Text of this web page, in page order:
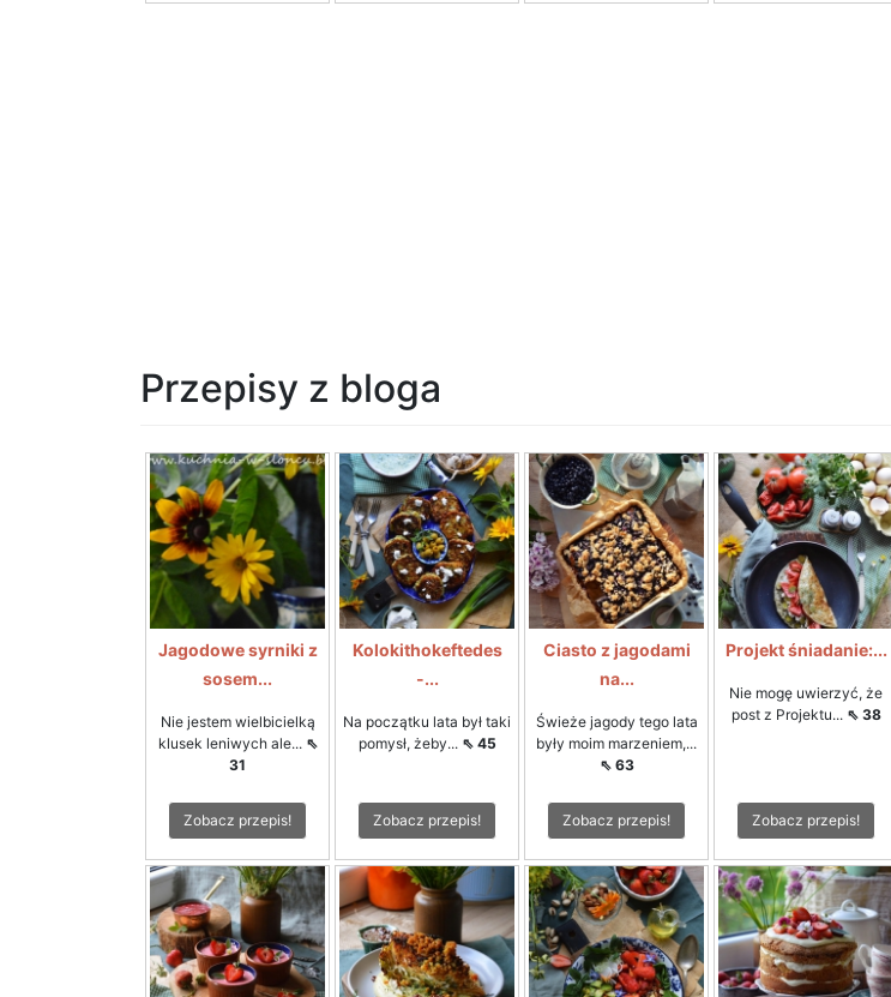
Przepisy z bloga
Jagodowe syrniki z
sosem...
Nie jestem wielbicielką
klusek leniwych ale... ⇖
31
Zobacz przepis!
Kolokithokeftedes
-...
Na początku lata był taki
pomysł, żeby... ⇖ 45
Zobacz przepis!
Ciasto z jagodami
na...
Świeże jagody tego lata
były moim marzeniem,...
⇖ 63
Zobacz przepis!
Projekt śniadanie:...
Nie mogę uwierzyć, że
post z Projektu... ⇖ 38
Zobacz przepis!